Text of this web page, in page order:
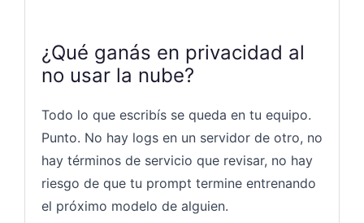
¿Qué ganás en privacidad al
no usar la nube?
Todo lo que escribís se queda en tu equipo.
Punto. No hay logs en un servidor de otro, no
hay términos de servicio que revisar, no hay
riesgo de que tu prompt termine entrenando
el próximo modelo de alguien.